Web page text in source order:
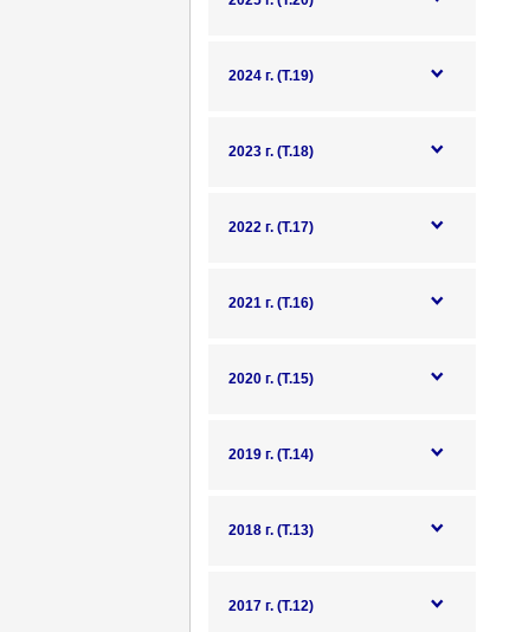
2024 г. (Т.19)
2023 г. (Т.18)
2022 г. (Т.17)
2021 г. (Т.16)
2020 г. (Т.15)
2019 г. (Т.14)
2018 г. (Т.13)
2017 г. (Т.12)